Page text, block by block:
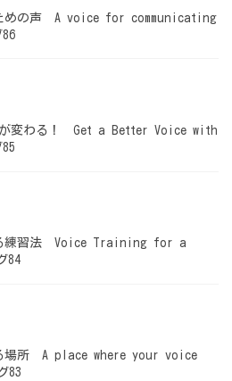
めの声 A voice for communicating
が変わる！ Get a Better Voice with
る練習法 Voice Training for a
84
る場所 A place where your voice
83